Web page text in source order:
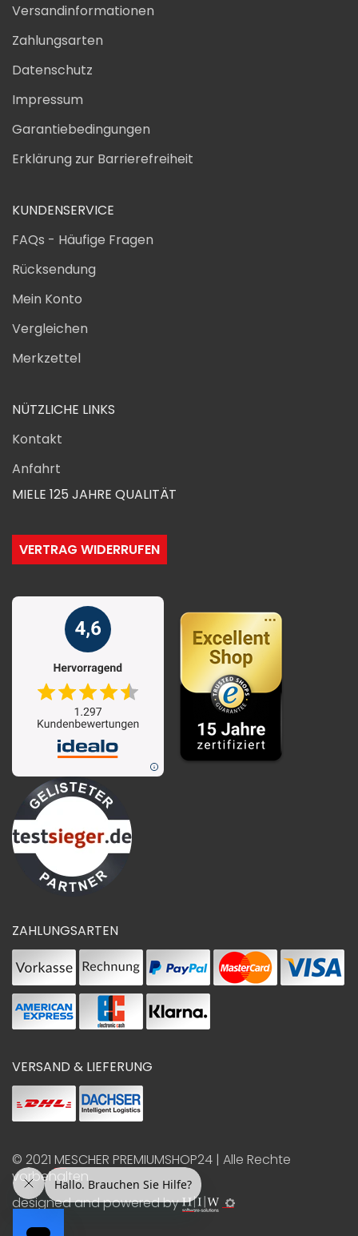
Versandinformationen
Zahlungsarten
Datenschutz
Impressum
Garantiebedingungen
Erklärung zur Barrierefreiheit
KUNDENSERVICE
FAQs - Häufige Fragen
Rücksendung
Mein Konto
Vergleichen
Merkzettel
NÜTZLICHE LINKS
Kontakt
Anfahrt
MIELE 125 JAHRE QUALITÄT
VERTRAG WIDERRUFEN
ZAHLUNGSARTEN
VERSAND & LIEFERUNG
© 2021 MESCHER PREMIUMSHOP24 | Alle Rechte
vorbehalten
designed and powered by